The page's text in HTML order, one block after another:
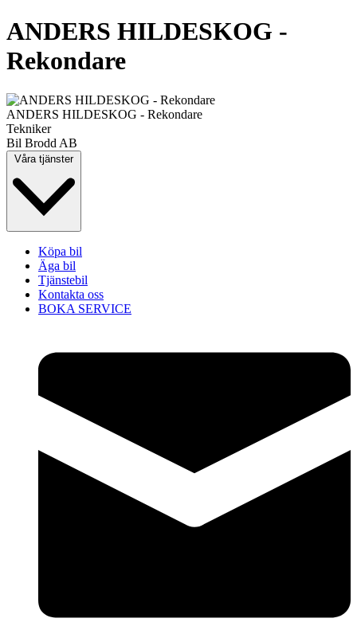
ANDERS HILDESKOG -
Rekondare
ANDERS HILDESKOG - Rekondare
Tekniker
Bil Brodd AB
Våra tjänster
Köpa bil
Äga bil
Tjänstebil
Kontakta oss
BOKA SERVICE